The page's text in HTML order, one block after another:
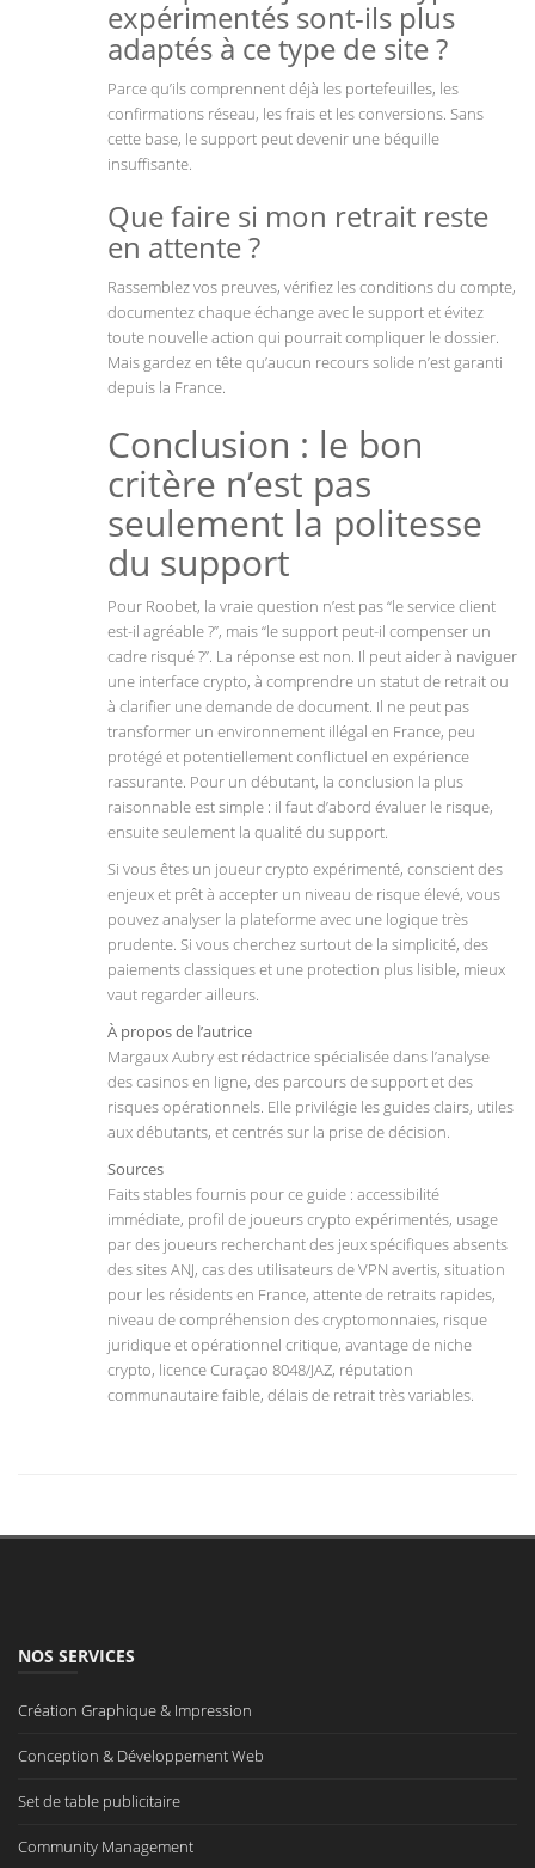
expérimentés sont-ils plus
adaptés à ce type de site ?
Parce qu’ils comprennent déjà les portefeuilles, les
confirmations réseau, les frais et les conversions. Sans
cette base, le support peut devenir une béquille
insuffisante.
Que faire si mon retrait reste
en attente ?
Rassemblez vos preuves, vérifiez les conditions du compte,
documentez chaque échange avec le support et évitez
toute nouvelle action qui pourrait compliquer le dossier.
Mais gardez en tête qu’aucun recours solide n’est garanti
depuis la France.
Conclusion : le bon
critère n’est pas
seulement la politesse
du support
Pour Roobet, la vraie question n’est pas “le service client
est-il agréable ?”, mais “le support peut-il compenser un
cadre risqué ?”. La réponse est non. Il peut aider à naviguer
une interface crypto, à comprendre un statut de retrait ou
à clarifier une demande de document. Il ne peut pas
transformer un environnement illégal en France, peu
protégé et potentiellement conflictuel en expérience
rassurante. Pour un débutant, la conclusion la plus
raisonnable est simple : il faut d’abord évaluer le risque,
ensuite seulement la qualité du support.
Si vous êtes un joueur crypto expérimenté, conscient des
enjeux et prêt à accepter un niveau de risque élevé, vous
pouvez analyser la plateforme avec une logique très
prudente. Si vous cherchez surtout de la simplicité, des
paiements classiques et une protection plus lisible, mieux
vaut regarder ailleurs.
À propos de l’autrice
Margaux Aubry est rédactrice spécialisée dans l’analyse
des casinos en ligne, des parcours de support et des
risques opérationnels. Elle privilégie les guides clairs, utiles
aux débutants, et centrés sur la prise de décision.
Sources
Faits stables fournis pour ce guide : accessibilité
immédiate, profil de joueurs crypto expérimentés, usage
par des joueurs recherchant des jeux spécifiques absents
des sites ANJ, cas des utilisateurs de VPN avertis, situation
pour les résidents en France, attente de retraits rapides,
niveau de compréhension des cryptomonnaies, risque
juridique et opérationnel critique, avantage de niche
crypto, licence Curaçao 8048/JAZ, réputation
communautaire faible, délais de retrait très variables.
NOS SERVICES
Création Graphique & Impression
Conception & Développement Web
Set de table publicitaire
Community Management